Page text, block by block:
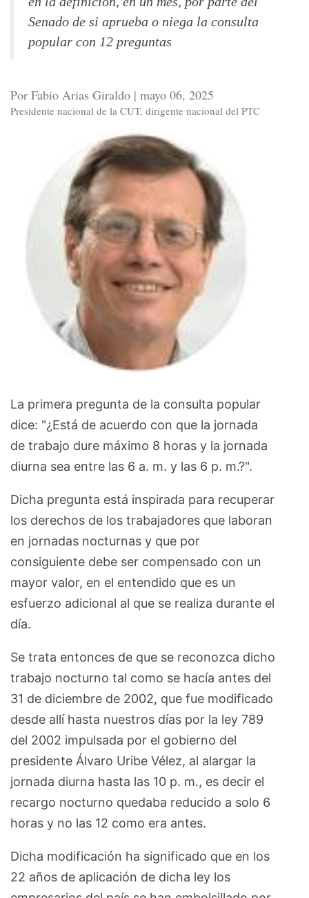
Senado de si aprueba o niega la consulta
popular con 12 preguntas
Por Fabio Arias Giraldo | mayo 06, 2025
Presidente nacional de la CUT, dirigente nacional del PTC
La primera pregunta de la consulta popular
dice: "¿Está de acuerdo con que la jornada
de trabajo dure máximo 8 horas y la jornada
diurna sea entre las 6 a. m. y las 6 p. m.?".
Dicha pregunta está inspirada para recuperar
los derechos de los trabajadores que laboran
en jornadas nocturnas y que por
consiguiente debe ser compensado con un
mayor valor, en el entendido que es un
esfuerzo adicional al que se realiza durante el
día.
Se trata entonces de que se reconozca dicho
trabajo nocturno tal como se hacía antes del
31 de diciembre de 2002, que fue modificado
desde allí hasta nuestros días por la ley 789
del 2002 impulsada por el gobierno del
presidente Álvaro Uribe Vélez, al alargar la
jornada diurna hasta las 10 p. m., es decir el
recargo nocturno quedaba reducido a solo 6
horas y no las 12 como era antes.
Dicha modificación ha significado que en los
22 años de aplicación de dicha ley los